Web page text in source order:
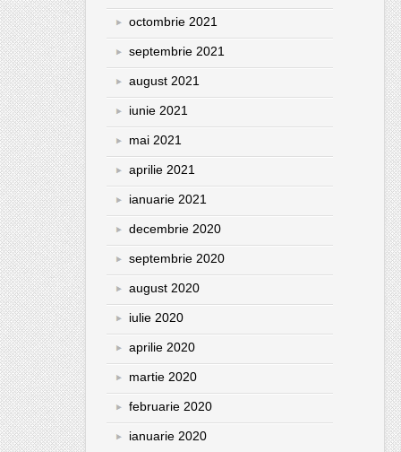
octombrie 2021
septembrie 2021
august 2021
iunie 2021
mai 2021
aprilie 2021
ianuarie 2021
decembrie 2020
septembrie 2020
august 2020
iulie 2020
aprilie 2020
martie 2020
februarie 2020
ianuarie 2020